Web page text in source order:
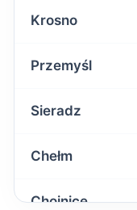
Krosno
Przemyśl
Sieradz
Chełm
Chojnice